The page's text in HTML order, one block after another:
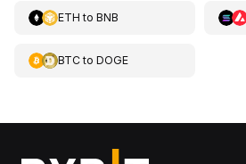
ETH to BNB
BTCto DOGE